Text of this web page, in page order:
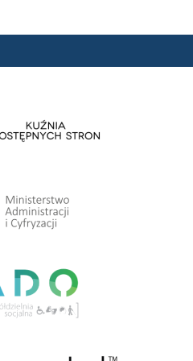
Państwo informacje o
Biuletynu Informacji
Instytucji.
BIP